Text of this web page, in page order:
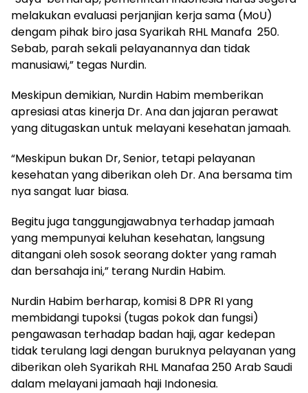
melakukan evaluasi perjanjian kerja sama (MoU)
dengam pihak biro jasa Syarikah RHL Manafa 250.
Sebab, parah sekali pelayanannya dan tidak
manusiawi,” tegas Nurdin.
Meskipun demikian, Nurdin Habim memberikan
apresiasi atas kinerja Dr. Ana dan jajaran perawat
yang ditugaskan untuk melayani kesehatan jamaah.
“Meskipun bukan Dr, Senior, tetapi pelayanan
kesehatan yang diberikan oleh Dr. Ana bersama tim
nya sangat luar biasa.
Begitu juga tanggungjawabnya terhadap jamaah
yang mempunyai keluhan kesehatan, langsung
ditangani oleh sosok seorang dokter yang ramah
dan bersahaja ini,” terang Nurdin Habim.
Nurdin Habim berharap, komisi 8 DPR RI yang
membidangi tupoksi (tugas pokok dan fungsi)
pengawasan terhadap badan haji, agar kedepan
tidak terulang lagi dengan buruknya pelayanan yang
diberikan oleh Syarikah RHL Manafaa 250 Arab Saudi
dalam melayani jamaah haji Indonesia.